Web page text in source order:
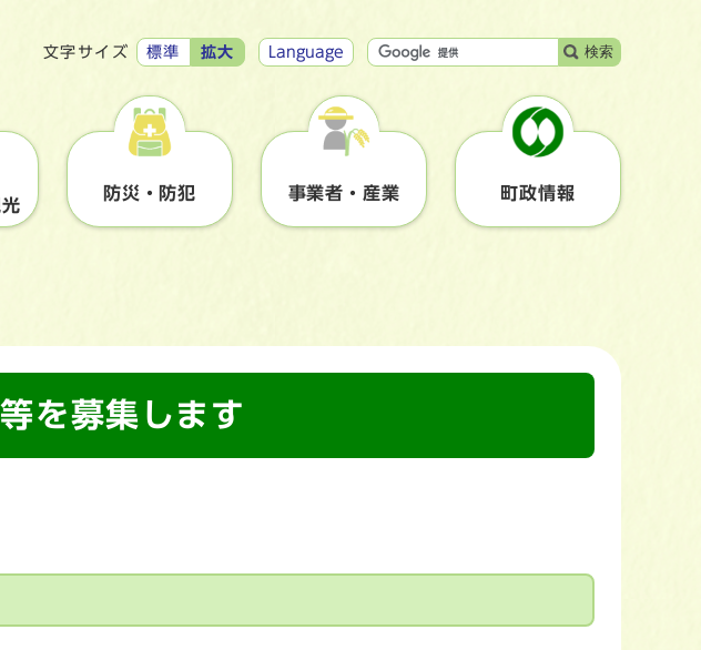
文字サイズ 標準 拡大 Language 検索
防災・防犯 事業者・産業 町政情報
を募集します